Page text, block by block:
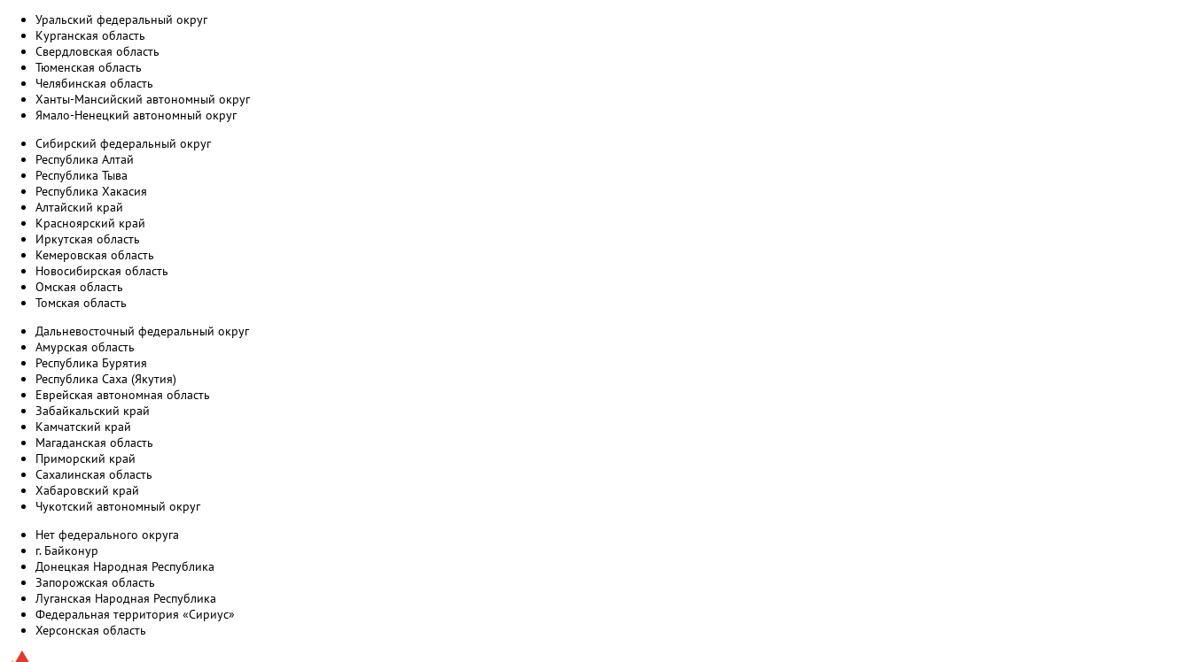
Уральский федеральный округ
Курганская область
Свердловская область
Тюменская область
Челябинская область
Ханты-Мансийский автономный округ
Ямало-Ненецкий автономный округ
Сибирский федеральный округ
Республика Алтай
Республика Тыва
Республика Хакасия
Алтайский край
Красноярский край
Иркутская область
Кемеровская область
Новосибирская область
Омская область
Томская область
Дальневосточный федеральный округ
Амурская область
Республика Бурятия
Республика Саха (Якутия)
Еврейская автономная область
Забайкальский край
Камчатский край
Магаданская область
Приморский край
Сахалинская область
Хабаровский край
Чукотский автономный округ
Нет федерального округа
г. Байконур
Донецкая Народная Республика
Запорожская область
Луганская Народная Республика
Федеральная территория «Сириус»
Херсонская область